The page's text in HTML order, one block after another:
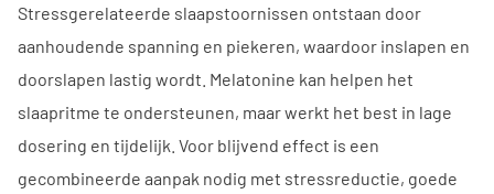
Stressgerelateerde slaapstoornissen ontstaan door
aanhoudende spanning en piekeren, waardoor inslapen en
doorslapen lastig wordt. Melatonine kan helpen het
slaapritme te ondersteunen, maar werkt het best in lage
dosering en tijdelijk. Voor blijvend effect is een
gecombineerde aanpak nodig met stressreductie, goede